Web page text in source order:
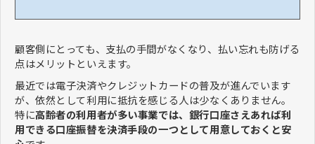
顧客側にとっても、支払の手間がなくなり、払い忘れも防げる
点はメリットといえます。
最近では電子決済やクレジットカードの普及が進んでいます
が、依然として利用に抵抗を感じる人は少なくありません。
特に高齢者の利用者が多い事業では、銀行口座さえあれば利
用できる口座振替を決済手段の一つとして用意しておくと安